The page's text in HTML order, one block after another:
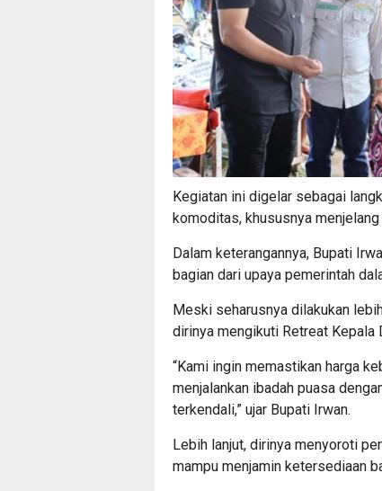
Kegiatan ini digelar sebagai
komoditas, khususnya menjelang
Dalam keterangannya, Bupati
bagian dari upaya pemerintah
Meski seharusnya dilakukan
dirinya mengikuti Retreat
“Kami ingin memastikan harga
menjalankan ibadah puasa
terkendali,” ujar Bupati Irwan.
Lebih lanjut, dirinya menyoroti
mampu menjamin ketersediaan